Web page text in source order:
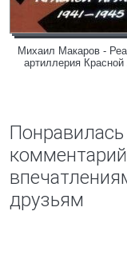
Михаил Макаров -
артиллерия
друзьям